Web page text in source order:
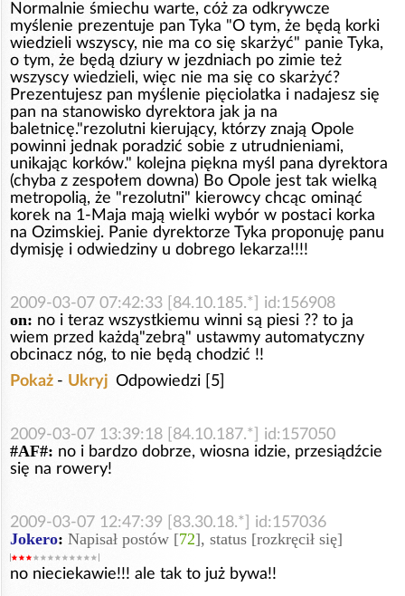
Normalnie śmiechu warte, cóż za odkrywcze
myślenie prezentuje pan Tyka "O tym, że będą korki
wiedzieli wszyscy, nie ma co się skarżyć" panie Tyka,
o tym, że będą dziury w jezdniach po zimie też
wszyscy wiedzieli, więc nie ma się co skarżyć?
Prezentujesz pan myślenie pięciolatka i nadajesz się
pan na stanowisko dyrektora jak ja na
baletnicę."rezolutni kierujący, którzy znają Opole
powinni jednak poradzić sobie z utrudnieniami,
unikając korków." kolejna piękna myśl pana dyrektora
(chyba z zespołem downa) Bo Opole jest tak wielką
metropolią, że "rezolutni" kierowcy chcąc ominąć
korek na 1-Maja mają wielki wybór w postaci korka
na Ozimskiej. Panie dyrektorze Tyka proponuję panu
dymisję i odwiedziny u dobrego lekarza!!!!
2009-03-07 07:42:33 [84.10.185.*] id:156908
on: no i teraz wszystkiemu winni są piesi ?? to ja
wiem przed każdą"zebrą" ustawmy automatyczny
obcinacz nóg, to nie będą chodzić !!
Pokaż - Ukryj Odpowiedzi [5]
2009-03-07 13:39:18 [84.10.187.*] id:157050
#AF#: no i bardzo dobrze, wiosna idzie, przesiądźcie
się na rowery!
2009-03-07 12:47:39 [83.30.18.*] id:157036
Jokero: Napisał postów [72], status [rozkręcił się]
no nieciekawie!!! ale tak to już bywa!!